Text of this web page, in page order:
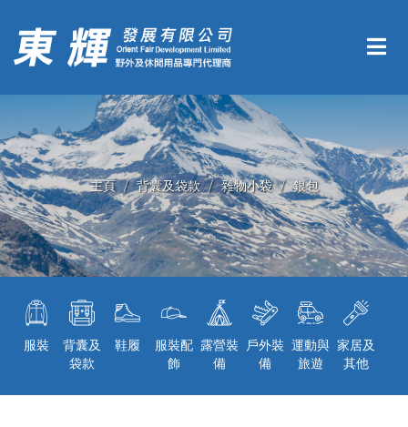
主頁 背囊及袋款 雜物小袋 銀包
服裝
背囊及
袋款
鞋履
服裝配
飾
露營裝
備
戶外裝
備
運動與
旅遊
家居及
其他